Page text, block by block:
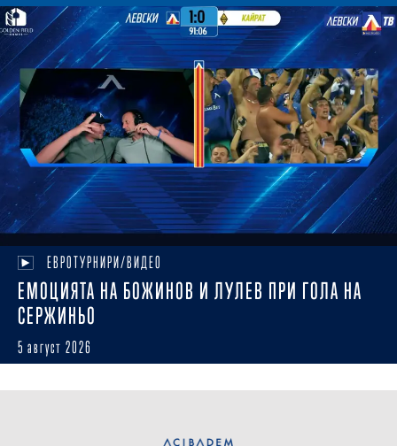
ЕВРОТУРНИРИ/ВИДЕО
ЕМОЦИЯТА НА БОЖИНОВ И ЛУЛЕВ ПРИ ГОЛА НА
СЕРЖИНЬО
5 август 2026